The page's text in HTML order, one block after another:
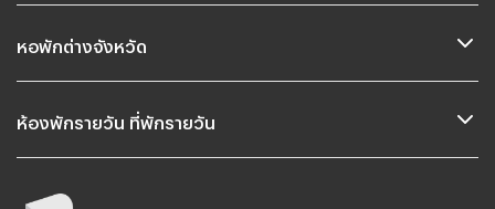
หอพักต่างจังหวัด
ห้องพักรายวัน ที่พักรายวัน